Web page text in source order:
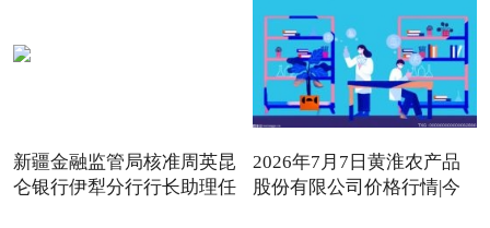
新疆金融监管局核准周英昆
仑银行伊犁分行行长助理任
2026年7月7日黄淮农产品
股份有限公司价格行情|今